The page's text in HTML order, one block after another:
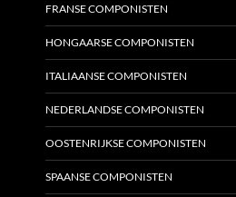
FRANSE COMPONISTEN
HONGAARSE COMPONISTEN
ITALIAANSE COMPONISTEN
NEDERLANDSE COMPONISTEN
OOSTENRIJKSE COMPONISTEN
SPAANSE COMPONISTEN